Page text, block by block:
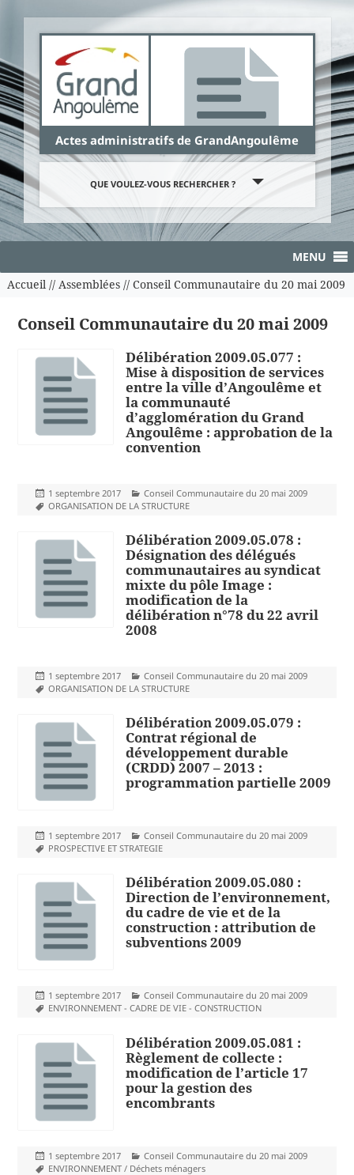
Actes administratifs de GrandAngoulême
QUE VOULEZ-VOUS RECHERCHER ?
MENU
Accueil// Assemblées// Conseil Communautaire du 20 mai 2009
Conseil Communautaire du 20 mai 2009
Délibération 2009.05.077 :
Mise à disposition de services
entre la ville d’Angoulême et
la communauté
d’agglomération du Grand
Angoulême : approbation de la
convention
Publié
le
1 septembre 2017 Catégories
Conseil Communautaire du 20 mai 2009
Mots-
ORGANISATION DE LA STRUCTURE
Délibération 2009.05.078 :
Désignation des délégués
communautaires au syndicat
mixte du pôle Image :
modification de la
délibération n°78 du 22 avril
2008
Publié
le
1 septembre 2017 Catégories
Conseil Communautaire du 20 mai 2009
Mots-
ORGANISATION DE LA STRUCTURE
Délibération 2009.05.079 :
Contrat régional de
développement durable
(CRDD) 2007 – 2013 :
programmation partielle 2009
Publié
le
1 septembre 2017 Catégories
Conseil Communautaire du 20 mai 2009
Mots-
PROSPECTIVE ET STRATEGIE
Délibération 2009.05.080 :
Direction de l’environnement,
du cadre de vie et de la
construction : attribution de
subventions 2009
Publié
le
1 septembre 2017 Catégories
Conseil Communautaire du 20 mai 2009
Mots-
ENVIRONNEMENT - CADRE DE VIE - CONSTRUCTION
Délibération 2009.05.081 :
Règlement de collecte :
modification de l’article 17
pour la gestion des
encombrants
Publié
le
1 septembre 2017 Catégories
Conseil Communautaire du 20 mai 2009
Mots-
ENVIRONNEMENT / Déchets ménagers
Panneau de gestion des cookies